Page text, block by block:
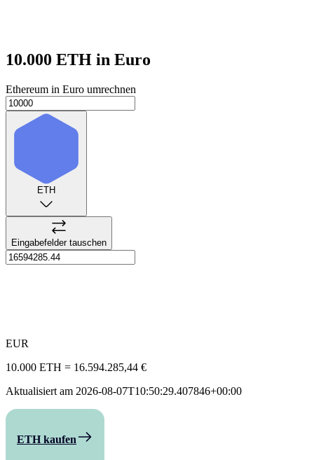
10.000 ETH in Euro
Ethereum in Euro umrechnen
ETH
Eingabefelder tauschen
EUR
10.000 ETH = 16.594.285,44 €
Aktualisiert am 2026-08-07T10:50:29.407846+00:00
ETH kaufen